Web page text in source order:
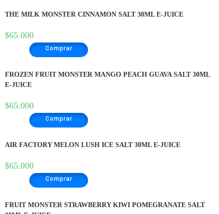
THE MILK MONSTER CINNAMON SALT 30ML E-JUICE
$65.000
Comprar
FROZEN FRUIT MONSTER MANGO PEACH GUAVA SALT 30ML
E-JUICE
$65.000
Comprar
AIR FACTORY MELON LUSH ICE SALT 30ML E-JUICE
$65.000
Comprar
FRUIT MONSTER STRAWBERRY KIWI POMEGRANATE SALT